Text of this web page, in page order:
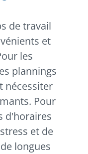
de travail
et
les
plannings
nécessiter
Pour
d'horaires
et de
longues